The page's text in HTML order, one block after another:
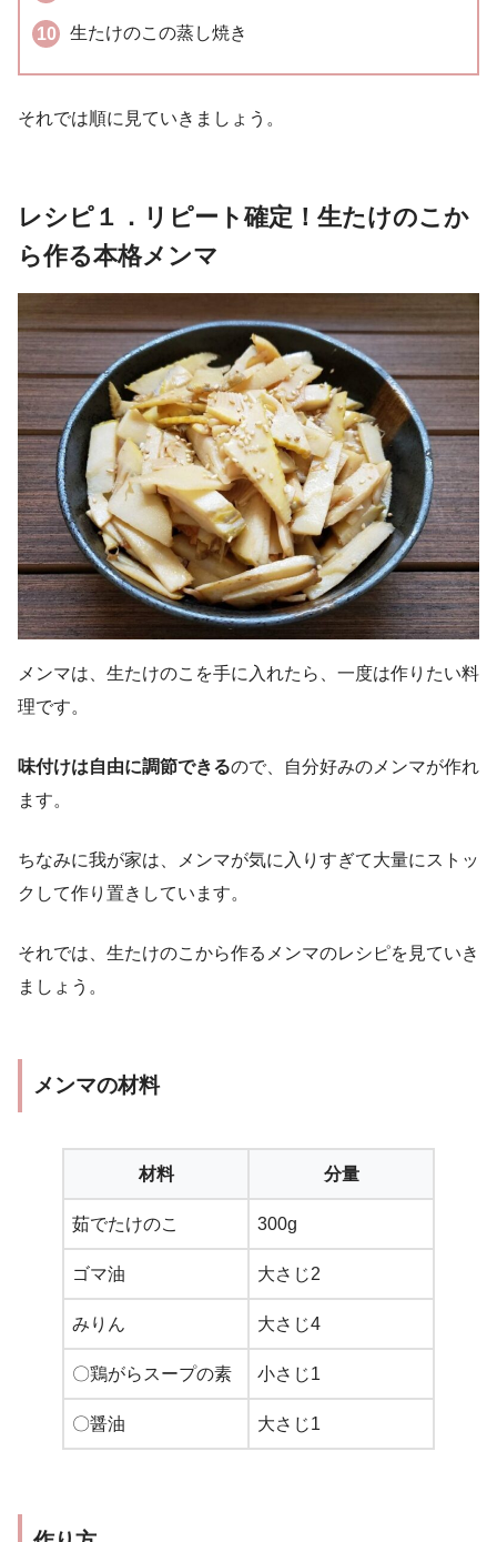
生たけのこの蒸し焼き
それでは順に見ていきましょう。
レシピ１．リピート確定！生たけのこか
ら作る本格メンマ
メンマは、生たけのこを手に入れたら、一度は作りたい料
理です。
味付けは自由に調節できるので、自分好みのメンマが作れ
ます。
ちなみに我が家は、メンマが気に入りすぎて大量にストッ
クして作り置きしています。
それでは、生たけのこから作るメンマのレシピを見ていき
ましょう。
メンマの材料
材料 分量
茹でたけのこ 300g
ゴマ油 大さじ2
みりん 大さじ4
〇鶏がらスープの素 小さじ1
〇醤油 大さじ1